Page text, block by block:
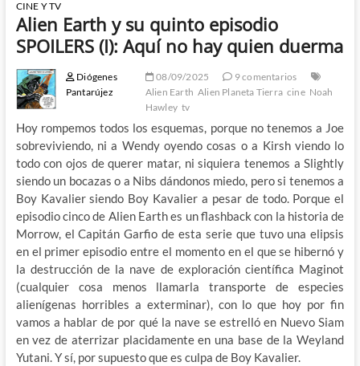
CINE Y TV
Alien Earth y su quinto episodio
SPOILERS (I): Aquí no hay quien duerma
Diógenes
Pantarújez
08/09/2025
9 comentarios
Alien Earth Alien Planeta Tierra cine Noah
Hawley tv
Hoy rompemos todos los esquemas, porque no tenemos a Joe
sobreviviendo, ni a Wendy oyendo cosas o a Kirsh viendo lo
todo con ojos de querer matar, ni siquiera tenemos a Slightly
siendo un bocazas o a Nibs dándonos miedo, pero si tenemos a
Boy Kavalier siendo Boy Kavalier a pesar de todo. Porque el
episodio cinco de Alien Earth es un flashback con la historia de
Morrow, el Capitán Garfio de esta serie que tuvo una elipsis
en el primer episodio entre el momento en el que se hibernó y
la destrucción de la nave de exploración científica Maginot
(cualquier cosa menos llamarla transporte de especies
alienígenas horribles a exterminar), con lo que hoy por fin
vamos a hablar de por qué la nave se estrelló en Nuevo Siam
en vez de aterrizar placidamente en una base de la Weyland
Yutani. Y sí, por supuesto que es culpa de Boy Kavalier.